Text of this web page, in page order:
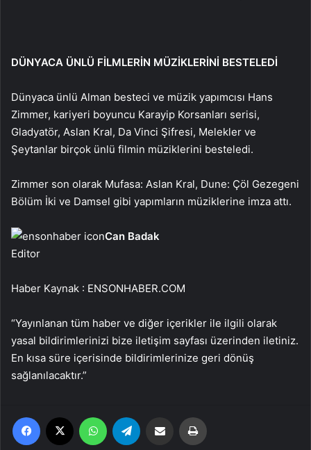
DÜNYACA ÜNLÜ FİLMLERİN MÜZİKLERİNİ BESTELEDİ
Dünyaca ünlü Alman besteci ve müzik yapımcısı Hans
Zimmer, kariyeri boyuncu Karayip Korsanları serisi,
Gladyatör, Aslan Kral, Da Vinci Şifresi, Melekler ve
Şeytanlar birçok ünlü filmin müziklerini besteledi.
Zimmer son olarak Mufasa: Aslan Kral, Dune: Çöl Gezegeni
Bölüm İki ve Damsel gibi yapımların müziklerine imza attı.
Can Badak
Editor
Haber Kaynak : ENSONHABER.COM
“Yayınlanan tüm haber ve diğer içerikler ile ilgili olarak
yasal bildirimlerinizi bize iletişim sayfası üzerinden iletiniz.
En kısa süre içerisinde bildirimlerinize geri dönüş
sağlanılacaktır.”
Facebook WhatsApp Email'den paylaş